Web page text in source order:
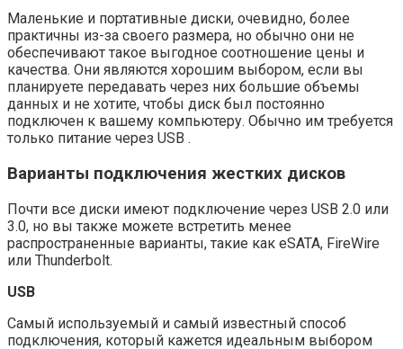
Маленькие и портативные диски, очевидно, более
практичны из-за своего размера, но обычно они не
обеспечивают такое выгодное соотношение цены и
качества. Они являются хорошим выбором, если вы
планируете передавать через них большие объемы
данных и не хотите, чтобы диск был постоянно
подключен к вашему компьютеру. Обычно им требуется
только питание через USB .
Варианты подключения жестких дисков
Почти все диски имеют подключение через USB 2.0 или
3.0, но вы также можете встретить менее
распространенные варианты, такие как eSATA, FireWire
или Thunderbolt.
USB
Самый используемый и самый известный способ
подключения, который кажется идеальным выбором